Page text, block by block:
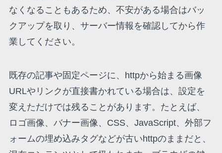
なくなることもあるため、不安がある場合はバッ
クアップを取り、サーバー情報を確認してから作
業してください。
既存の記事や固定ページに、httpから始まる画像
URLやリンクが直接書かれている場合は、設定を
変えただけでは残ることがあります。たとえば、
ロゴ画像、バナー画像、CSS、JavaScript、外部フ
ォームの埋め込みタグなどが古いhttpのままだと、